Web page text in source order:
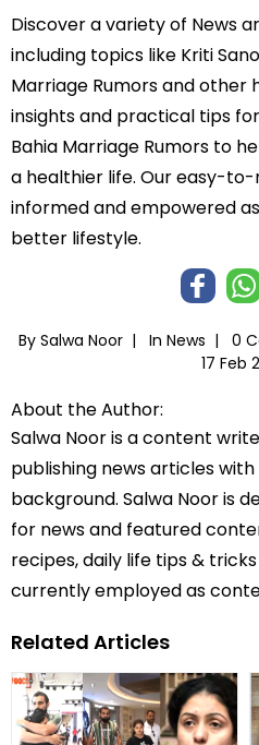
Discover a variety of News
including topics like Kriti
Marriage Rumors and other
insights and practical tips
Bahia Marriage Rumors to
a healthier life. Our easy-
informed and empowered
better lifestyle.
By Salwa Noor | In News | 0
17 Feb
About the Author:
Salwa Noor is a content
publishing news articles
background. Salwa Noor is
for news and featured
recipes, daily life tips &
currently employed as
Related Articles